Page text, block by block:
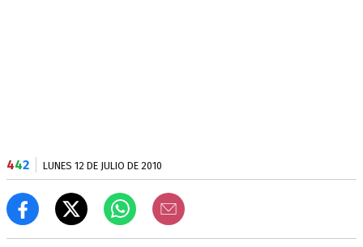
442 LUNES 12 DE JULIO DE 2010